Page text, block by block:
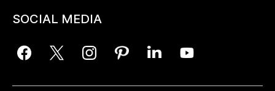
SOCIAL MEDIA